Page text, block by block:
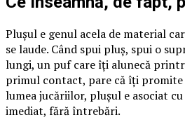
Plușul e genul acela de material
se laude. Când spui pluș, spui o
lungi, un puf care îți alunecă
primul contact, pare că îți promite
lumea jucăriilor, plușul e asociat
imediat, fără întrebări.